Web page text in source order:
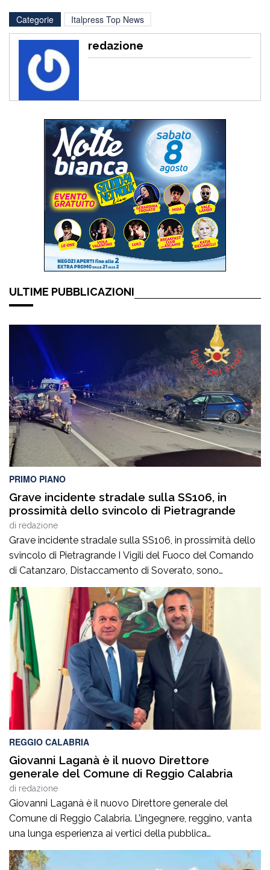
Categorie Italpress Top News
redazione
ULTIME PUBBLICAZIONI
PRIMO PIANO
Grave incidente stradale sulla SS106, in
prossimità dello svincolo di Pietragrande
di redazione
Grave incidente stradale sulla SS106, in prossimità dello
svincolo di Pietragrande I Vigili del Fuoco del Comando
di Catanzaro, Distaccamento di Soverato, sono
intervenuti sulla SS106, in prossimità dello svincolo per la
località Pietragrande, per un grave incidente stradale che
ha coinvolto una Fiat Panda, un’Audi e una
motocicletta.Nel sinistro ha perso la vita il […]
REGGIO CALABRIA
Giovanni Laganà è il nuovo Direttore
generale del Comune di Reggio Calabria
di redazione
Giovanni Laganà è il nuovo Direttore generale del
Comune di Reggio Calabria. L’ingegnere, reggino, vanta
una lunga esperienza ai vertici della pubblica
amministrazione e della gestione delle infrastrutture in
Calabria ed in Sicilia. È stato Vice Direttore regionale